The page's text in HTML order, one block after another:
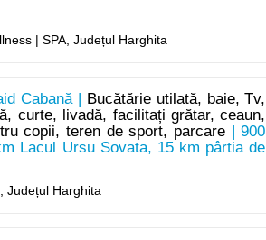
| SPA, Județul Harghita
Cabană |
Bucătărie utilată, baie, Tv,
curte, livadă, facilitați grătar, ceaun,
copii, teren de sport, parcare | 900
Lacul Ursu Sovata, 15 km pârtia de
Județul Harghita